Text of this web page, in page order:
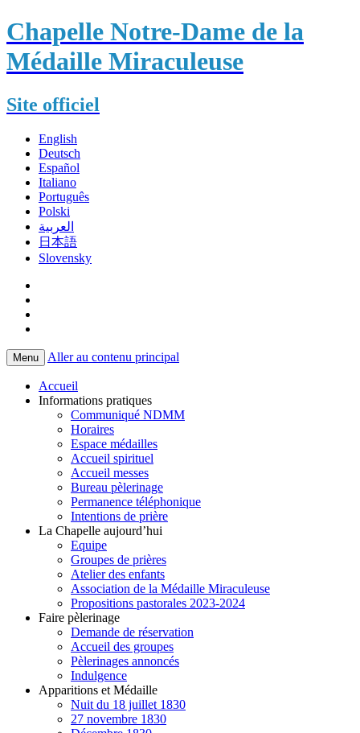
Chapelle Notre-Dame de la
Médaille Miraculeuse
Site officiel
English
Deutsch
Español
Italiano
Português
Polski
العربية
日本語
Slovensky
Menu Aller au contenu principal
Accueil
Informations pratiques
Communiqué NDMM
Horaires
Espace médailles
Accueil spirituel
Accueil messes
Bureau pèlerinage
Permanence téléphonique
Intentions de prière
La Chapelle aujourd’hui
Equipe
Groupes de prières
Atelier des enfants
Association de la Médaille Miraculeuse
Propositions pastorales 2023-2024
Faire pèlerinage
Demande de réservation
Accueil des groupes
Pèlerinages annoncés
Indulgence
Apparitions et Médaille
Nuit du 18 juillet 1830
27 novembre 1830